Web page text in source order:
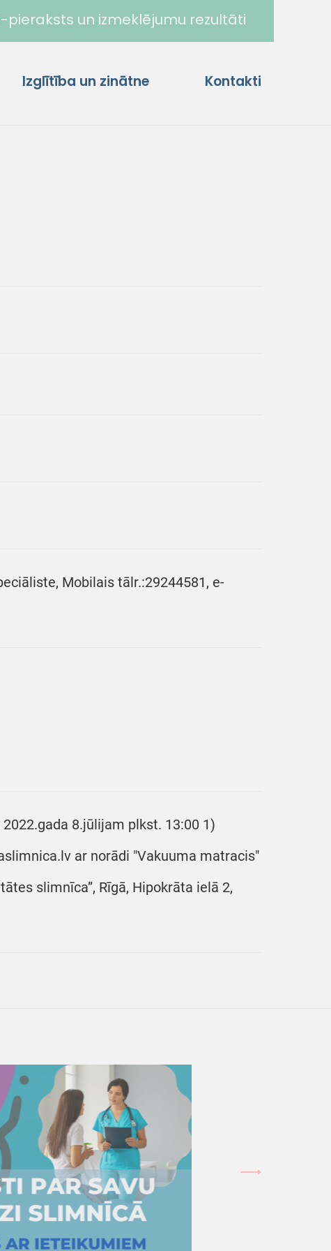
pieraksts un izmeklējumu rezultāti
Izglītība un zinātne Kontakti
Mobilais tālr.:29244581, e-
8.jūlijam plkst. 13:00 1)
ar norādi "Vakuuma matracis"
slimnīca”, Rīgā, Hipokrāta ielā 2,